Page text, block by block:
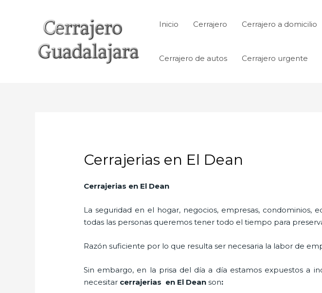
Inicio Cerrajero Cerrajero a domicilio
Cerrajero de autos Cerrajero urgente
Cerrajerias en El Dean
Cerrajerias en El Dean
La seguridad en el hogar, negocios, empresas, condominios,
todas las personas queremos tener todo el tiempo para
Razón suficiente por lo que resulta ser necesaria la labor de
Sin embargo, en la prisa del día a día estamos expuestos a
necesitar cerrajerias en El Dean son: